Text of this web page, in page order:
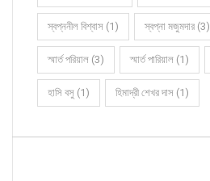
স্বপ্ননীল বিশ্বাস (1) স্বপ্না মজুমদার (3)
স্মার্ত পরিয়াল (3) স্মার্ত পারিয়াল (1)
হাসি বসু (1) হিমাদ্রী শেখর দাস (1)